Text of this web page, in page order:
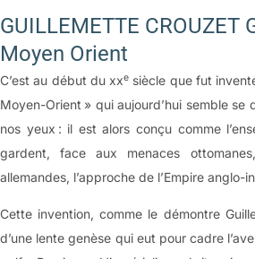
GUILLEMETTE CROUZET
Moyen Orient
C’est au début du xxe siècle que fut
Moyen-Orient » qui aujourd’hui semble se
nos yeux : il est alors conçu comme
gardent, face aux menaces
allemandes, l’approche de l’Empire anglo-
Cette invention, comme le démontre
d’une lente genèse qui eut pour cadre